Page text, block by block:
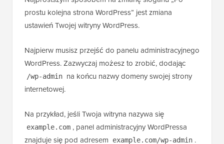
prostu kolejna strona WordPress” jest zmiana
ustawień Twojej witryny WordPress.
Najpierw musisz przejść do panelu administracyjnego
WordPress. Zazwyczaj możesz to zrobić, dodając
/wp-admin na końcu nazwy domeny swojej strony
internetowej.
Na przykład, jeśli Twoja witryna nazywa się
example.com , panel administracyjny WordPressa
znajduje się pod adresem
example.com/wp-admin .